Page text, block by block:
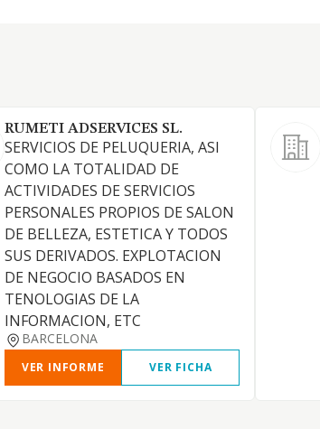
RUMETI ADSERVICES SL.
SERVICIOS DE PELUQUERIA, ASI
COMO LA TOTALIDAD DE
ACTIVIDADES DE SERVICIOS
PERSONALES PROPIOS DE SALON
DE BELLEZA, ESTETICA Y TODOS
SUS DERIVADOS. EXPLOTACION
DE NEGOCIO BASADOS EN
TENOLOGIAS DE LA
INFORMACION, ETC
BARCELONA
VER INFORME VER FICHA